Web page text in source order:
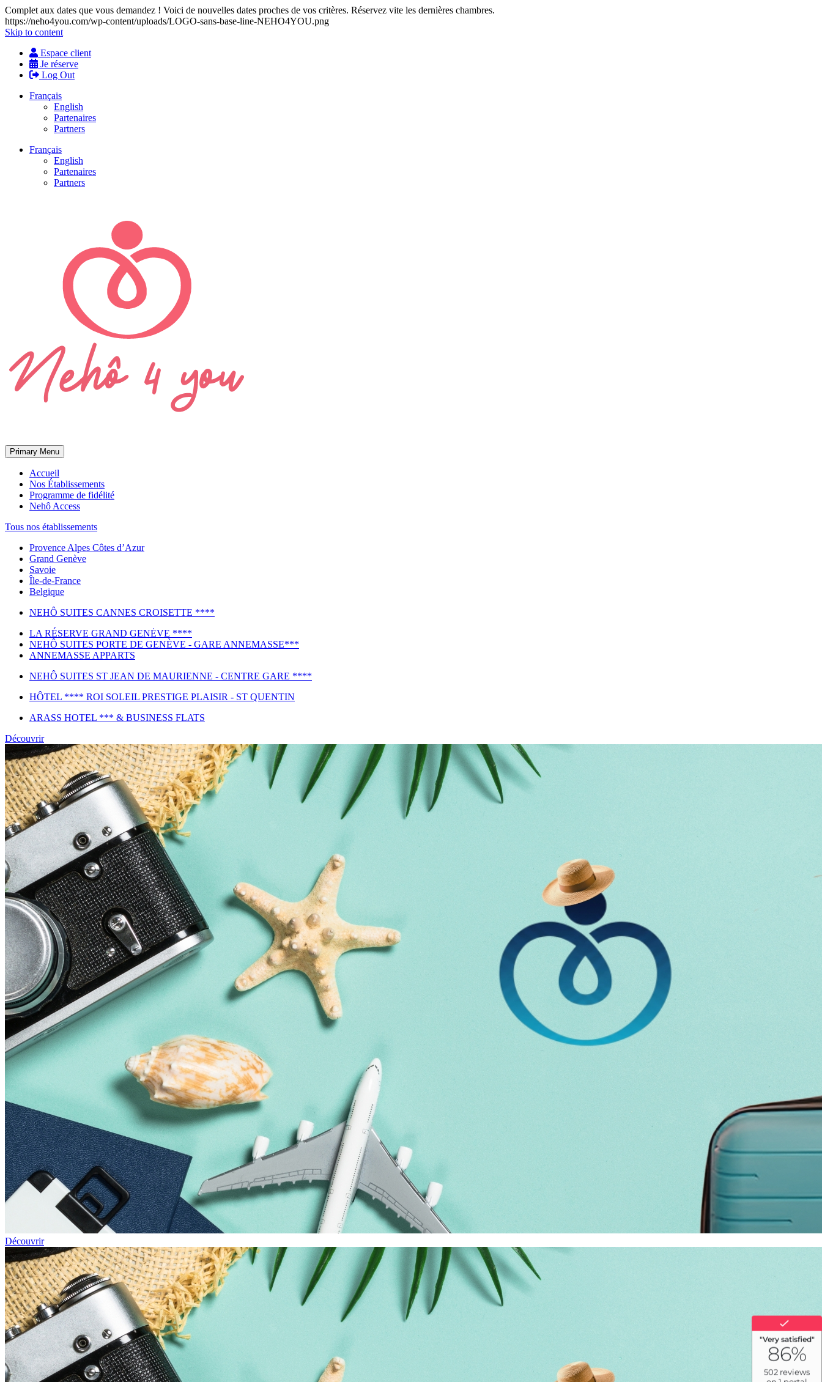
Complet aux dates que vous demandez ! Voici de nouvelles dates proches de vos critères. Réservez vite les dernières chambres.
https://neho4you.com/wp-content/uploads/LOGO-sans-base-line-NEHO4YOU.png
Skip to content
Espace client
Je réserve
Log Out
Français
English
Partenaires
Partners
Français
English
Partenaires
Partners
Primary Menu
Accueil
Nos Établissements
Programme de fidélité
Nehô Access
Tous nos établissements
Provence Alpes Côtes d’Azur
Grand Genève
Savoie
Île-de-France
Belgique
NEHÔ SUITES CANNES CROISETTE ****
LA RÉSERVE GRAND GENĖVE ****
NEHÔ SUITES PORTE DE GENÈVE - GARE ANNEMASSE***
ANNEMASSE APPARTS
NEHÔ SUITES ST JEAN DE MAURIENNE - CENTRE GARE ****
HÔTEL **** ROI SOLEIL PRESTIGE PLAISIR - ST QUENTIN
ARASS HOTEL *** & BUSINESS FLATS
Découvrir
Découvrir